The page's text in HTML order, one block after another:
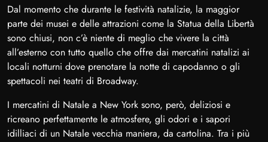
Dal momento che durante le festività natalizie, la maggior
parte dei musei e delle attrazioni come la Statua della Libertà
sono chiusi, non c’è niente di meglio che vivere la città
all’esterno con tutto quello che offre dai mercatini natalizi ai
locali notturni dove prenotare la notte di capodanno o gli
spettacoli nei teatri di Broadway.
I mercatini di Natale a New York sono, però, deliziosi e
ricreano perfettamente le atmosfere, gli odori e i sapori
idilliaci di un Natale vecchia maniera, da cartolina. Tra i più